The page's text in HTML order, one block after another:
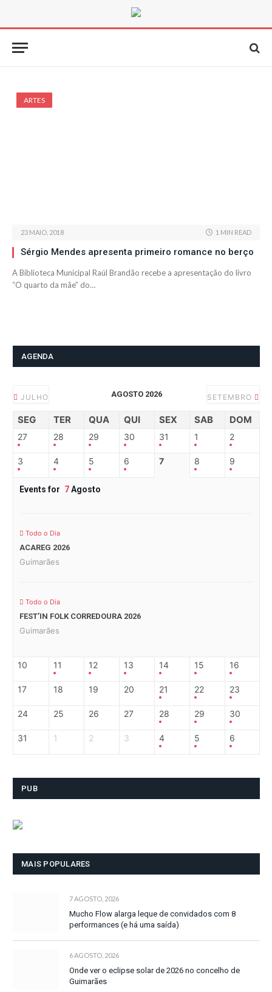
ARTES
23 MAIO, 2018 1 MIN READ
Sérgio Mendes apresenta primeiro romance no berço
A Biblioteca Municipal Raúl Brandão recebe a apresentação do livro
“O quarto da mãe” do…
AGENDA
JULHO AGOSTO 2026 SETEMBRO
SEG TER QUA QUI SEX SAB DOM
27 28 29 30 31 1 2
3 4 5 6 7 8 9
Events for 7Agosto
Todo o Dia
ACAREG 2026
Guimarães
Todo o Dia
FEST’IN FOLK CORREDOURA 2026
Guimarães
10 11 12 13 14 15 16
17 18 19 20 21 22 23
24 25 26 27 28 29 30
31 1 2 3 4 5 6
PUB
MAIS POPULARES
7 AGOSTO, 2026
Mucho Flow alarga leque de convidados com 8
performances (e há uma saída)
6 AGOSTO, 2026
Onde ver o eclipse solar de 2026 no concelho de
Guimarães